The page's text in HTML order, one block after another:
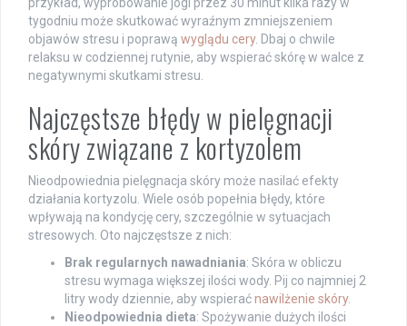
tygodniu może skutkować wyraźnym zmniejszeniem
objawów stresu i poprawą wyglądu cery. Dbaj o chwile
relaksu w codziennej rutynie, aby wspierać skórę w walce z
negatywnymi skutkami stresu.
Najczęstsze błędy w pielęgnacji
skóry związane z kortyzolem
Nieodpowiednia pielęgnacja skóry może nasilać efekty
działania kortyzolu. Wiele osób popełnia błędy, które
wpływają na kondycję cery, szczególnie w sytuacjach
stresowych. Oto najczęstsze z nich:
Brak regularnych nawadniania: Skóra w obliczu
stresu wymaga większej ilości wody. Pij co najmniej 2
litry wody dziennie, aby wspieraćnawilżenie skóry.
Nieodpowiednia dieta: Spożywanie dużych ilości